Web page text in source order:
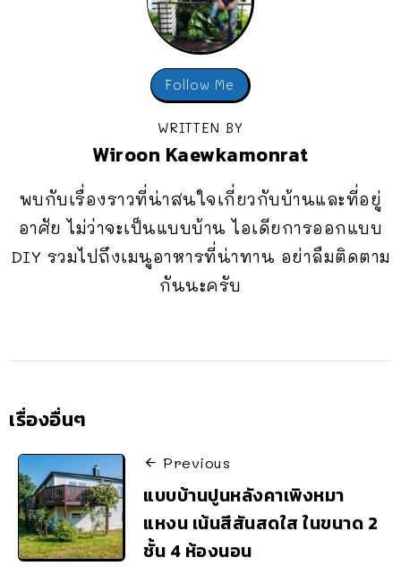
Follow Me
WRITTEN BY
Wiroon Kaewkamonrat
พบกับเรื่องราวที่น่าสนใจเกี่ยวกับบ้านและที่อยู่
อาศัย ไม่ว่าจะเป็นแบบบ้าน ไอเดียการออกแบบ
DIY รวมไปถึงเมนูอาหารที่น่าทาน อย่าลืมติดตาม
กันนะครับ
เรื่องอื่นๆ
Previous
แบบบ้านปูนหลังคาเพิงหมา
แหงน เน้นสีสันสดใส ในขนาด 2
ชั้น 4 ห้องนอน